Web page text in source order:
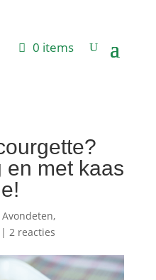
0 items
en met kaas
Avondeten,
| 2 reacties